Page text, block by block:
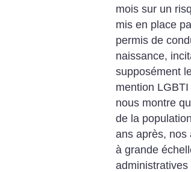
mois sur un
mis en place
permis de
naissance,
supposément
mention
nous montre
de la
ans après, nos
à grande